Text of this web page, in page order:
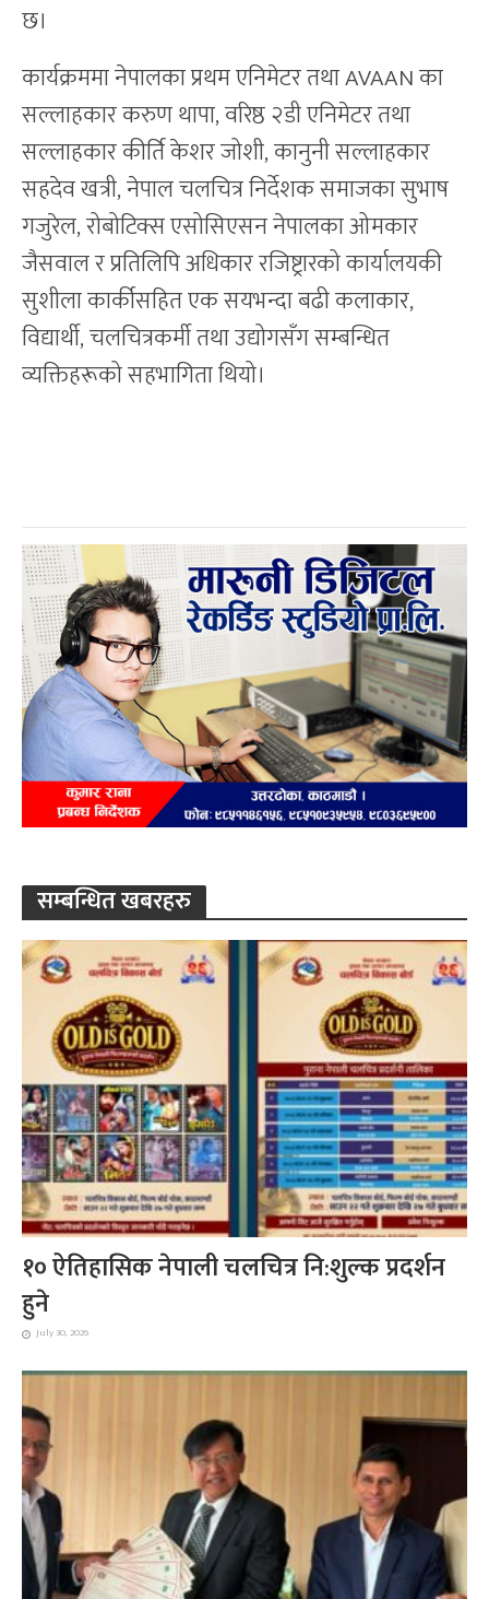
छ।
कार्यक्रममा नेपालका प्रथम एनिमेटर तथा AVAAN का
सल्लाहकार करुण थापा, वरिष्ठ २डी एनिमेटर तथा
सल्लाहकार कीर्ति केशर जोशी, कानुनी सल्लाहकार
सहदेव खत्री, नेपाल चलचित्र निर्देशक समाजका सुभाष
गजुरेल, रोबोटिक्स एसोसिएसन नेपालका ओमकार
जैसवाल र प्रतिलिपि अधिकार रजिष्ट्रारको कार्यालयकी
सुशीला कार्कीसहित एक सयभन्दा बढी कलाकार,
विद्यार्थी, चलचित्रकर्मी तथा उद्योगसँग सम्बन्धित
व्यक्तिहरूको सहभागिता थियो।
सम्बन्धित खबरहरु
१० ऐतिहासिक नेपाली चलचित्र नि:शुल्क प्रदर्शन
हुने
July 30, 2026